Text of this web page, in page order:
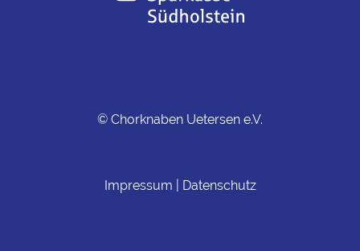
© Chorknaben Uetersen e.V.
Impressum Datenschutz